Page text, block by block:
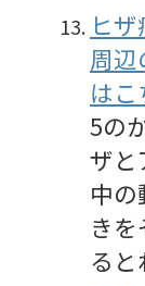
ヒ
周
はこ
5の
ザと
中
き
ると